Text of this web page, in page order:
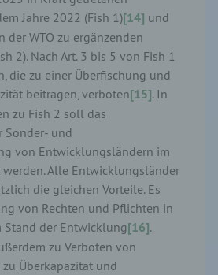
Jahre 2022 (Fish 1)[14] und
der WTO zu ergänzenden
2). Nach Art. 3 bis 5 von Fish 1
die zu einer Überfischung und
beitragen, verboten[15]. In
zu Fish 2 soll das
Sonder- und
von Entwicklungsländern im
werden. Alle Entwicklungsländer
die gleichen Vorteile. Es
von Rechten und Pflichten in
der Entwicklung[16].
zu Verboten von
Überkapazität und